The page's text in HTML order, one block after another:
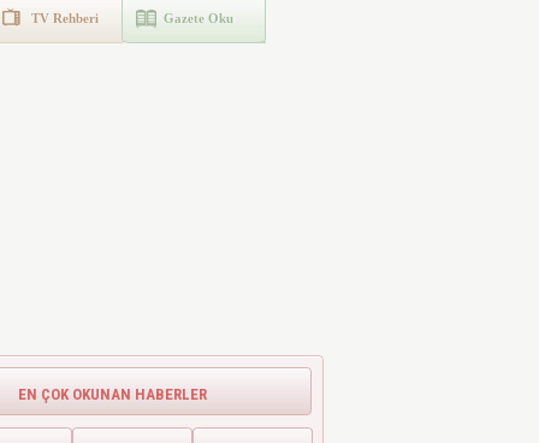
TV Rehberi Gazete Oku
EN ÇOK OKUNAN HABERLER